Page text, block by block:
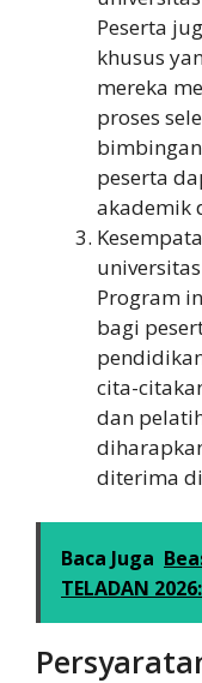
Peserta
khusus
mereka
proses
peserta
akademik
Program
bagi
cita-
dan
diterima
Baca Juga
TELADAN